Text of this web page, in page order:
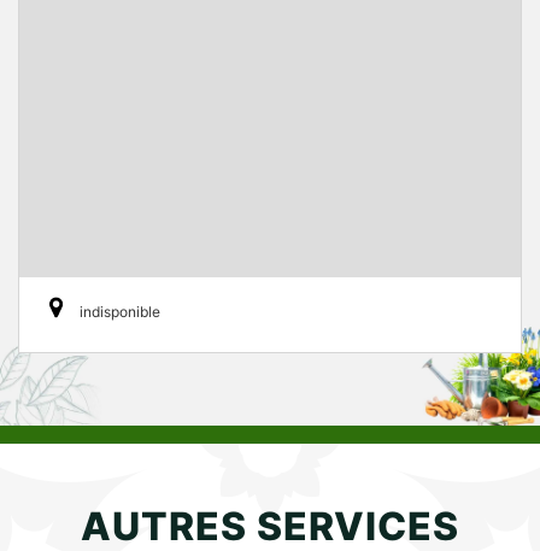
indisponible
AUTRES SERVICES